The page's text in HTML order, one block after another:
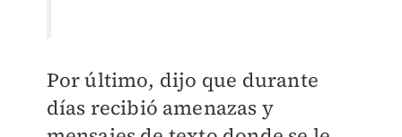
Por último, dijo que durante
días recibió amenazas y